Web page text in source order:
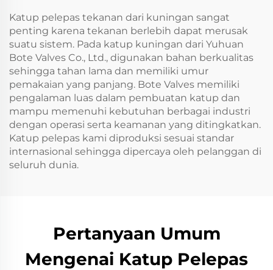
Katup pelepas tekanan dari kuningan sangat
penting karena tekanan berlebih dapat merusak
suatu sistem. Pada katup kuningan dari Yuhuan
Bote Valves Co., Ltd., digunakan bahan berkualitas
sehingga tahan lama dan memiliki umur
pemakaian yang panjang. Bote Valves memiliki
pengalaman luas dalam pembuatan katup dan
mampu memenuhi kebutuhan berbagai industri
dengan operasi serta keamanan yang ditingkatkan.
Katup pelepas kami diproduksi sesuai standar
internasional sehingga dipercaya oleh pelanggan di
seluruh dunia.
Pertanyaan Umum
Mengenai Katup Pelepas